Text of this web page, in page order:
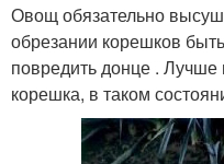
Овощ обязательно
обрезании корешков
повредить донце . Лучше
корешка, в таком